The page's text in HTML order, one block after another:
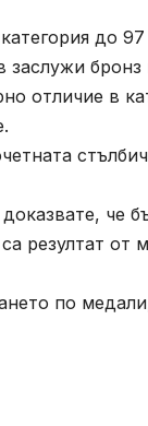
до
бронз
отличие в
че
резултат от
по